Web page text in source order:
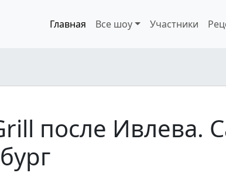
Главная Все шоу Участники
после Ивлева.